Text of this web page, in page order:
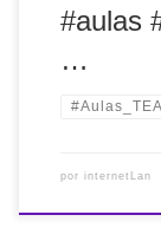
#aulas
…
#Aulas_TEA
por internetLan